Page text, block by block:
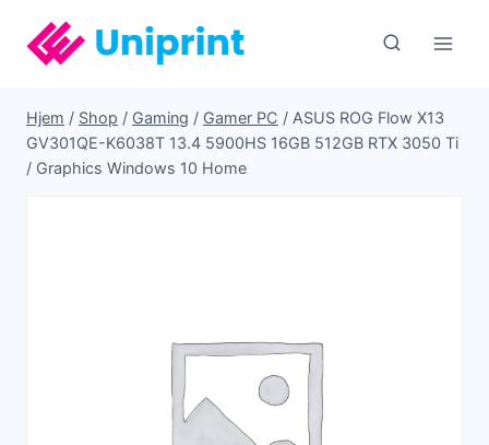
indhold
Hjem / Shop / Gaming / Gamer PC / ASUS ROG Flow X13
GV301QE-K6038T 13.4 5900HS 16GB 512GB RTX 3050 Ti
/ Graphics Windows 10 Home